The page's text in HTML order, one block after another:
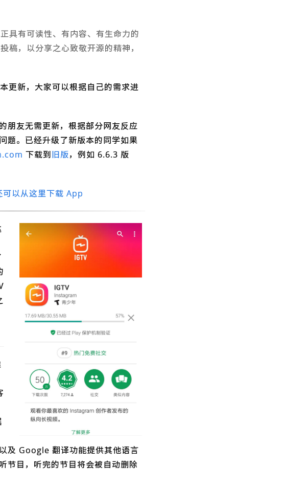
具有可读性、有内容、有生命力的
稿，以分享之心致敬开源的精神，
更新，大家可以根据自己的需求进
朋友无需更新，根据部分网友反应
题。已经升级了新版本的同学如果
下载到旧版，例如 6.6.3 版
以从这里下载 App
及 Google 翻译功能提供其他语言
节目，听完的节目将会被自动删除